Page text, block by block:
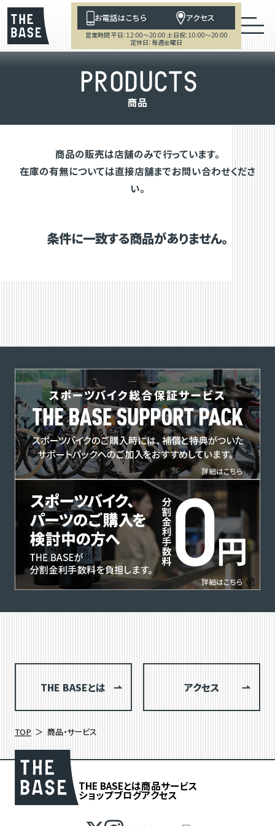
お電話はこちら アクセス
営業時間 平日：12:00～20:00 土日祝：10:00～20:00
定休日：毎週金曜日
PRODUCTS
商品
商品の販売は店舗のみで行っています。
在庫の有無については直接店舗までお問い合わせくださ
い。
条件に一致する商品がありません。
THE BASEとは アクセス
TOP 商品・サービス
THE BASEとは商品サービス
ショップブログアクセス